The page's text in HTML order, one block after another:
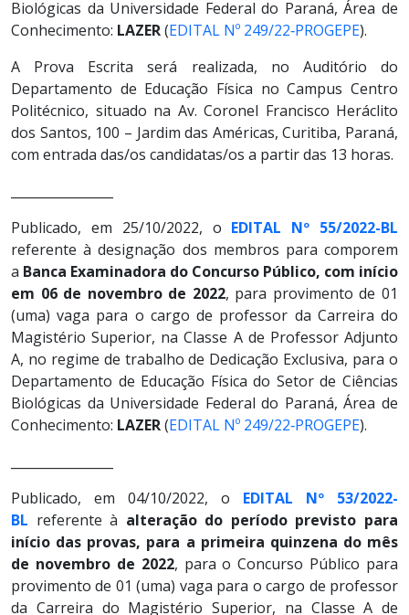
Biológicas da Universidade Federal do Paraná, Área de
Conhecimento: LAZER(EDITAL Nº 249/22‐PROGEPE).
A Prova Escrita será realizada, no Auditório do
Departamento de Educação Física no Campus Centro
Politécnico, situado na Av. Coronel Francisco Heráclito
dos Santos, 100 – Jardim das Américas, Curitiba, Paraná,
com entrada das/os candidatas/os a partir das 13 horas.
Publicado, em 25/10/2022, o EDITAL Nº 55/2022-BL
referente à designação dos membros para comporem
a Banca Examinadora do Concurso Público, com início
em 06 de novembro de 2022, para provimento de 01
(uma) vaga para o cargo de professor da Carreira do
Magistério Superior, na Classe A de Professor Adjunto
A, no regime de trabalho de Dedicação Exclusiva, para o
Departamento de Educação Física do Setor de Ciências
Biológicas da Universidade Federal do Paraná, Área de
Conhecimento: LAZER(EDITAL Nº 249/22‐PROGEPE).
Publicado, em 04/10/2022, o EDITAL Nº 53/2022-
BL referente à alteração do período previsto para
início das provas, para a primeira quinzena do mês
de novembro de 2022, para o Concurso Público para
provimento de 01 (uma) vaga para o cargo de professor
da Carreira do Magistério Superior, na Classe A de